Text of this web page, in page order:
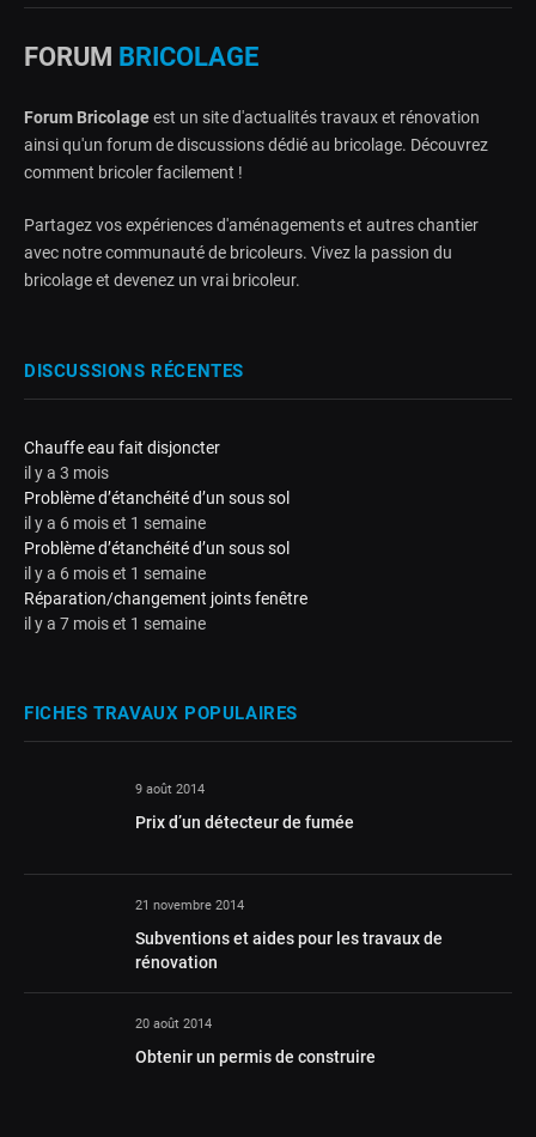
FORUM BRICOLAGE
Forum Bricolageest un site d'actualités travaux et rénovation
ainsi qu'un forum de discussions dédié au bricolage. Découvrez
comment bricoler facilement !
Partagez vos expériences d'aménagements et autres chantier
avec notre communauté de bricoleurs. Vivez la passion du
bricolage et devenez un vrai bricoleur.
DISCUSSIONS RÉCENTES
Chauffe eau fait disjoncter
il y a 3 mois
Problème d’étanchéité d’un sous sol
il y a 6 mois et 1 semaine
Problème d’étanchéité d’un sous sol
il y a 6 mois et 1 semaine
Réparation/changement joints fenêtre
il y a 7 mois et 1 semaine
FICHES TRAVAUX POPULAIRES
9 août 2014
Prix d’un détecteur de fumée
21 novembre 2014
Subventions et aides pour les travaux de
rénovation
20 août 2014
Obtenir un permis de construire